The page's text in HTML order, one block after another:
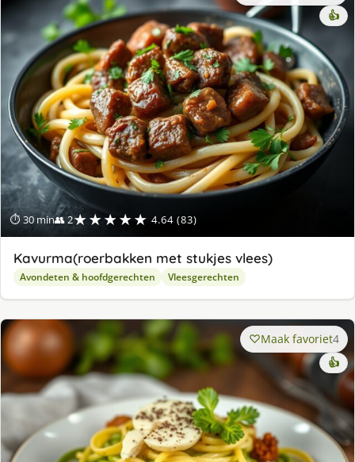
⏱ 30 min👥 2★★★★★ 4.64 (83)
👍
Kavurma(roerbakken met stukjes vlees)
Avondeten & hoofdgerechten Vleesgerechten
Maak favoriet4
👍